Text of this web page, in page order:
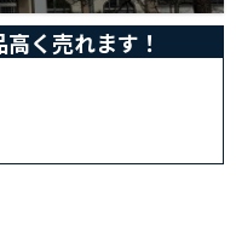
く売れます！